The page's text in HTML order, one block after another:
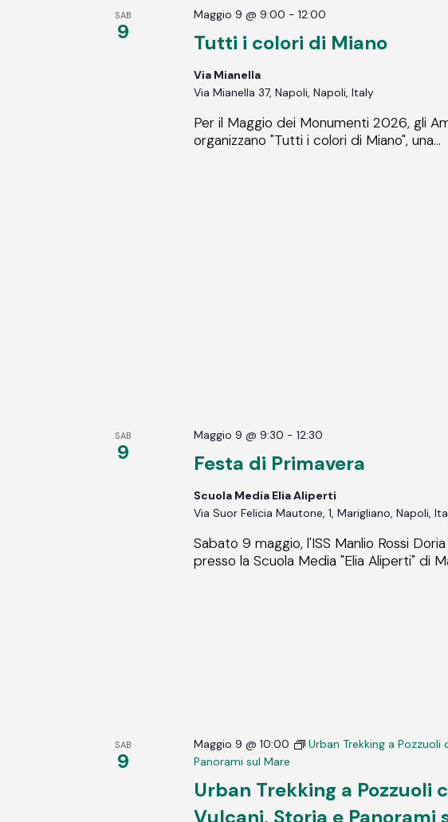
SAB
9 Tutti i colori di Miano
Maggio 9 @ 9:00 -12:00
Via Mianella
Via Mianella 37, Napoli, Napoli, Italy
Per il Maggio dei Monumenti 2026, gli
organizzano "Tutti i colori di Miano", una...
SAB
9 Festa di Primavera
Maggio 9 @ 9:30 -12:30
Scuola Media Elia Aliperti
Via Suor Felicia Mautone, 1, Marigliano, Napoli,
Sabato 9 maggio, l'ISS Manlio Rossi
presso la Scuola Media "Elia Aliperti" di
SAB
9
Urban Trekking a Pozzuoli
Vulcani, Storia e Panorami
Maggio 9 @ 10:00
Urban Trekking a
Panorami sul Mare